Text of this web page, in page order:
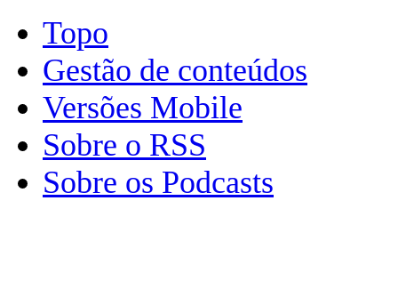
Topo
Gestão de conteúdos
Versões Mobile
Sobre o RSS
Sobre os Podcasts